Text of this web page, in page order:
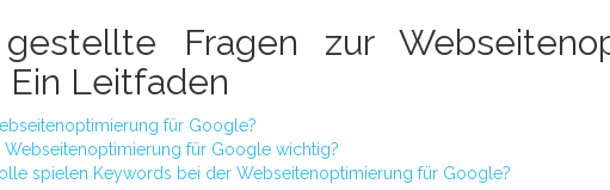
Fragen zur
Ein Leitfaden
für Google?
Webseitenoptimierung für Google wichtig?
spielen Keywords bei der Webseitenoptimierung für Google?